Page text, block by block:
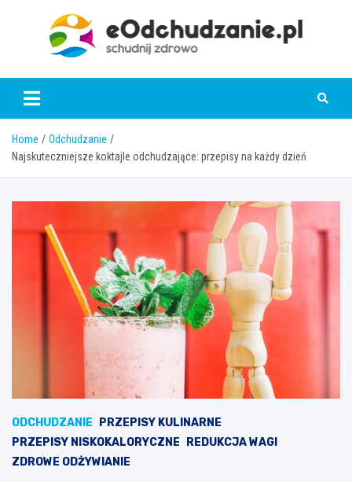
eOdchudzanie.pl
Home
Odchudzanie
Najskuteczniejsze koktajle odchudzające: przepisy na każdy dzień
ODCHUDZANIE
PRZEPISY KULINARNE
PRZEPISY NISKOKALORYCZNE
REDUKCJA WAGI
ZDROWE ODŻYWIANIE